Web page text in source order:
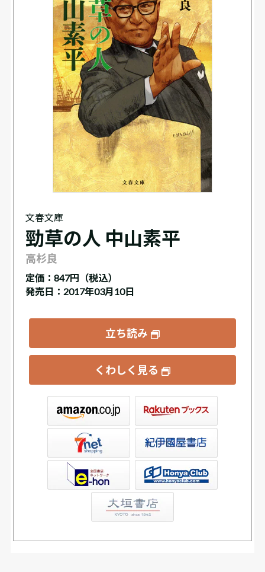
文春文庫
勁草の人 中山素平
高杉良
定価： 847円（税込）
発売日：2017年03月10日
立ち読み
くわしく見る
書店ウェブストア